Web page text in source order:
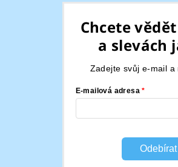
Chcete
a slevách
Zadejte svůj e-mail
E-mailová adresa